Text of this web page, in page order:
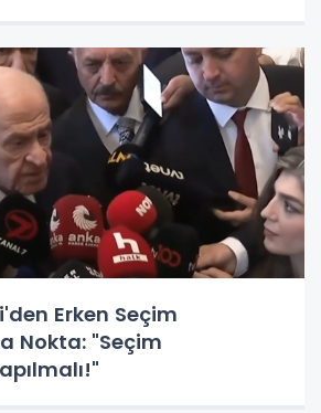
Erken Seçim
Nokta: "Seçim